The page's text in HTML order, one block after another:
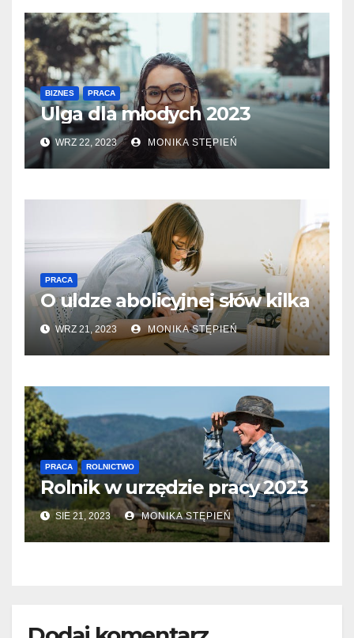
BIZNES PRACA
Ulga dla młodych 2023
WRZ 22, 2023 MONIKA STĘPIEŃ
PRACA
O uldze abolicyjnej słów kilka
WRZ 21, 2023 MONIKA STĘPIEŃ
PRACA ROLNICTWO
Rolnik w urzędzie pracy 2023
SIE 21, 2023 MONIKA STĘPIEŃ